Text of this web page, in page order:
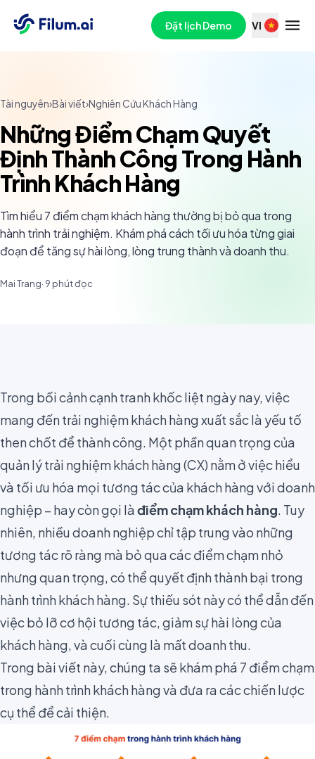
Đặt lịch Demo VI
Tài nguyên›Bài viết›Nghiên Cứu Khách Hàng
Những Điểm Chạm Quyết
Định Thành Công Trong Hành
Trình Khách Hàng
Tìm hiểu 7 điểm chạm khách hàng thường bị bỏ qua trong
hành trình trải nghiệm. Khám phá cách tối ưu hóa từng giai
đoạn để tăng sự hài lòng, lòng trung thành và doanh thu.
Mai Trang· 9 phút đọc
Trong bối cảnh cạnh tranh khốc liệt ngày nay, việc
mang đến trải nghiệm khách hàng xuất sắc là yếu tố
then chốt để thành công. Một phần quan trọng của
quản lý trải nghiệm khách hàng (CX) nằm ở việc hiểu
và tối ưu hóa mọi tương tác của khách hàng với doanh
nghiệp – hay còn gọi làđiểm chạm khách hàng. Tuy
nhiên, nhiều doanh nghiệp chỉ tập trung vào những
tương tác rõ ràng mà bỏ qua các điểm chạm nhỏ
nhưng quan trọng, có thể quyết định thành bại trong
hành trình khách hàng. Sự thiếu sót này có thể dẫn đến
việc bỏ lỡ cơ hội tương tác, giảm sự hài lòng của
khách hàng, và cuối cùng là mất doanh thu.
Trong bài viết này, chúng ta sẽ khám phá 7 điểm chạm
trong hành trình khách hàng và đưa ra các chiến lược
cụ thể để cải thiện.